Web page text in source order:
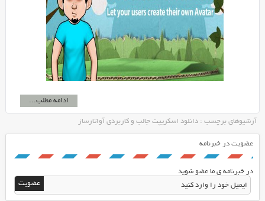
ادامه مطلب...
آرشیوهای برچسب : دانلود اسکریپت جالب و کاربردی آواتارساز
عضویت در خبرنامه
در خبرنامه ی ما عضو شوید